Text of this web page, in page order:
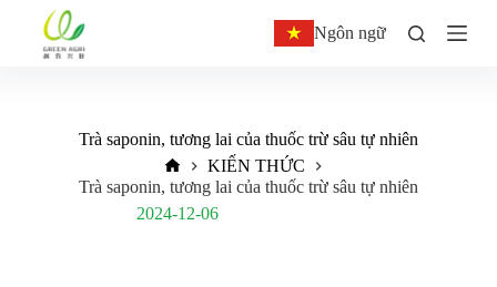
Ngôn ngữ
Trà saponin, tương lai của thuốc trừ sâu tự nhiên
KIẾN THỨC
Trà saponin, tương lai của thuốc trừ sâu tự nhiên
2024-12-06